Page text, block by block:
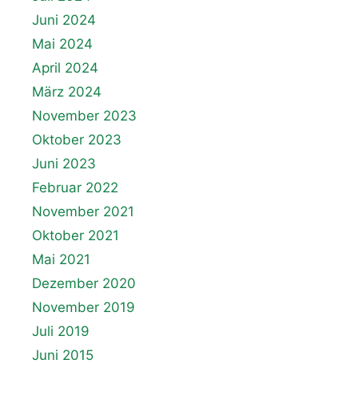
Juni 2024
Mai 2024
April 2024
März 2024
November 2023
Oktober 2023
Juni 2023
Februar 2022
November 2021
Oktober 2021
Mai 2021
Dezember 2020
November 2019
Juli 2019
Juni 2015